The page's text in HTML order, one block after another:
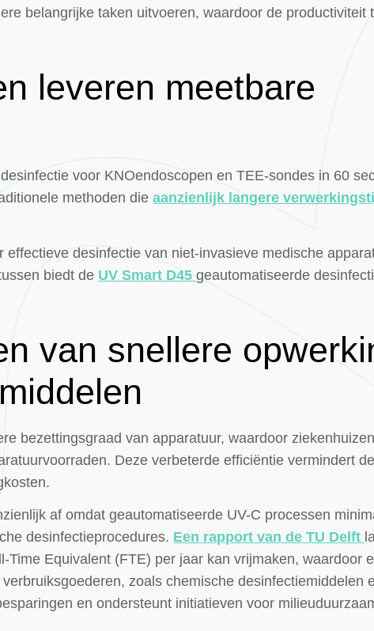
belangrijke taken uitvoeren, waardoor de productiviteit
leveren meetbare
voor KNOendoscopen en TEE-sondes in 60
methoden dieaanzienlijk langere
effectieve desinfectie van niet-invasieve medische
biedt de UV Smart D45geautomatiseerde
van snellere
bezettingsgraad van apparatuur, waardoor
Deze verbeterde efficiëntie vermindert
af omdat geautomatiseerde UV-C processen
desinfectieprocedures. Een rapport van de TU Delft
Equivalent (FTE) per jaar kan vrijmaken, waardoor
zoals chemische desinfectiemiddelen
en ondersteunt initiatieven voor